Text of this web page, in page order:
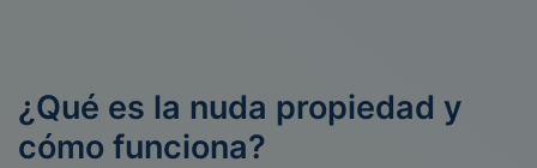
¿Qué es la nuda propiedad y
cómo funciona?